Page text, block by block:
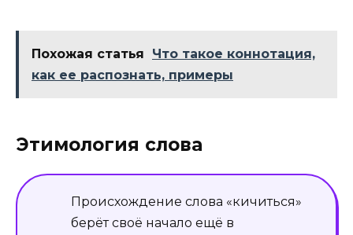
Похожая статья
Что такое коннотация,
как ее распознать, примеры
Этимология слова
Происхождение слова «кичиться»
берёт своё начало ещё в